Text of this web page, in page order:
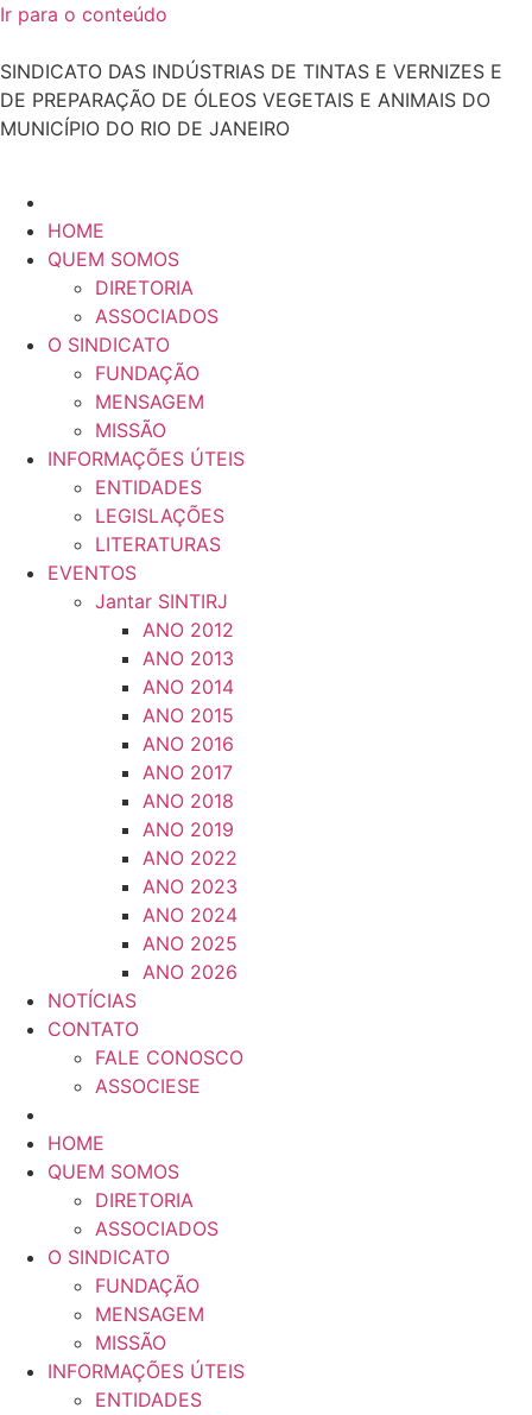
Ir para o conteúdo
SINDICATO DAS INDÚSTRIAS DE TINTAS E VERNIZES E
DE PREPARAÇÃO DE ÓLEOS VEGETAIS E ANIMAIS DO
MUNICÍPIO DO RIO DE JANEIRO
HOME
QUEM SOMOS
DIRETORIA
ASSOCIADOS
O SINDICATO
FUNDAÇÃO
MENSAGEM
MISSÃO
INFORMAÇÕES ÚTEIS
ENTIDADES
LEGISLAÇÕES
LITERATURAS
EVENTOS
Jantar SINTIRJ
ANO 2012
ANO 2013
ANO 2014
ANO 2015
ANO 2016
ANO 2017
ANO 2018
ANO 2019
ANO 2022
ANO 2023
ANO 2024
ANO 2025
ANO 2026
NOTÍCIAS
CONTATO
FALE CONOSCO
ASSOCIESE
HOME
QUEM SOMOS
DIRETORIA
ASSOCIADOS
O SINDICATO
FUNDAÇÃO
MENSAGEM
MISSÃO
INFORMAÇÕES ÚTEIS
ENTIDADES